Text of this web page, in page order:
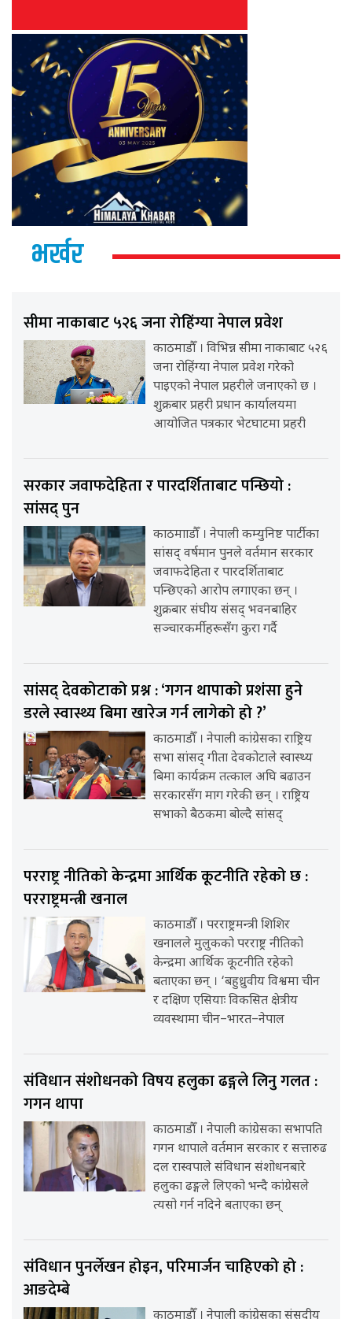
भर्खर
सीमा नाकाबाट ५२६ जना रोहिंग्या नेपाल प्रवेश
काठमाडौँ । विभिन्न सीमा नाकाबाट ५२६
जना रोहिंग्या नेपाल प्रवेश गरेको
पाइएको नेपाल प्रहरीले जनाएको छ ।
शुक्रबार प्रहरी प्रधान कार्यालयमा
आयोजित पत्रकार भेटघाटमा प्रहरी
सरकार जवाफदेहिता र पारदर्शिताबाट पन्छियो :
सांसद् पुन
काठमााडौँ । नेपाली कम्युनिष्ट पार्टीका
सांसद् वर्षमान पुनले वर्तमान सरकार
जवाफदेहिता र पारदर्शिताबाट
पन्छिएको आरोप लगाएका छन् ।
शुक्रबार संघीय संसद् भवनबाहिर
सञ्चारकर्मीहरूसँग कुरा गर्दै
सांसद् देवकोटाको प्रश्न : ‘गगन थापाको प्रशंसा हुने
डरले स्वास्थ्य बिमा खारेज गर्न लागेको हो ?’
काठमाडौँ । नेपाली कांग्रेसका राष्ट्रिय
सभा सांसद् गीता देवकोटाले स्वास्थ्य
बिमा कार्यक्रम तत्काल अघि बढाउन
सरकारसँग माग गरेकी छन् । राष्ट्रिय
सभाको बैठकमा बोल्दै सांसद्
परराष्ट्र नीतिको केन्द्रमा आर्थिक कूटनीति रहेको छ :
परराष्ट्रमन्त्री खनाल
काठमाडौँ । परराष्ट्रमन्त्री शिशिर
खनालले मुलुकको परराष्ट्र नीतिको
केन्द्रमा आर्थिक कूटनीति रहेको
बताएका छन् । ‘बहुध्रुवीय विश्वमा चीन
र दक्षिण एसियाः विकसित क्षेत्रीय
व्यवस्थामा चीन–भारत–नेपाल
संविधान संशोधनको विषय हलुका ढङ्गले लिनु गलत :
गगन थापा
काठमाडौँ । नेपाली कांग्रेसका सभापति
गगन थापाले वर्तमान सरकार र सत्तारुढ
दल रास्वपाले संविधान संशोधनबारे
हलुका ढङ्गले लिएको भन्दै कांग्रेसले
त्यसो गर्न नदिने बताएका छन्
संविधान पुनर्लेखन होइन, परिमार्जन चाहिएको हो :
आङदेम्बे